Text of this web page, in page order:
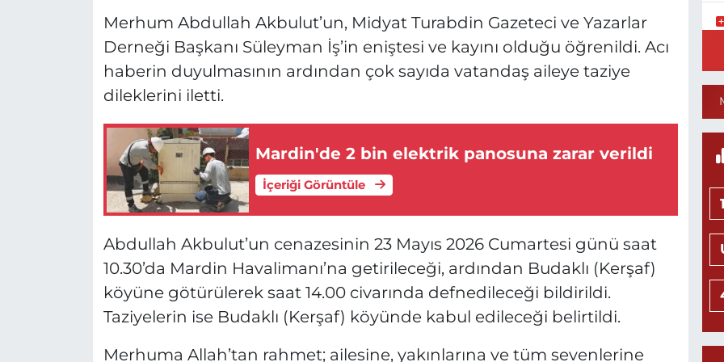
Merhum Abdullah Akbulut’un, Midyat Turabdin Gazeteci ve Yazarlar
Derneği Başkanı Süleyman İş’in eniştesi ve kayını olduğu öğrenildi. Acı
haberin duyulmasının ardından çok sayıda vatandaş aileye taziye
dileklerini iletti.
Mardin'de 2 bin elektrik panosuna zarar verildi
İçeriği Görüntüle
Abdullah Akbulut’un cenazesinin 23 Mayıs 2026 Cumartesi günü saat
10.30’da Mardin Havalimanı’na getirileceği, ardından Budaklı (Kerşaf)
köyüne götürülerek saat 14.00 civarında defnedileceği bildirildi.
Taziyelerin ise Budaklı (Kerşaf) köyünde kabul edileceği belirtildi.
Merhuma Allah’tan rahmet; ailesine, yakınlarına ve tüm sevenlerine